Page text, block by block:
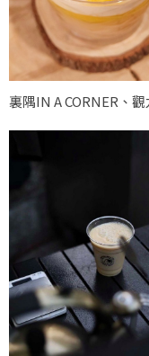
裏隅IN A CORNER、